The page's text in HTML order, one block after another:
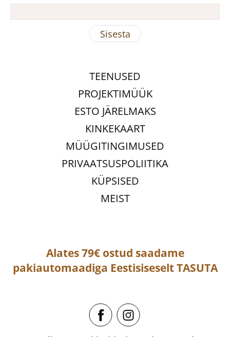
TEENUSED
PROJEKTIMÜÜK
ESTO JÄRELMAKS
KINKEKAART
MÜÜGITINGIMUSED
PRIVAATSUSPOLIITIKA
KÜPSISED
MEIST
Alates 79€ ostud saadame
pakiautomaadiga EestisiseseltTASUTA